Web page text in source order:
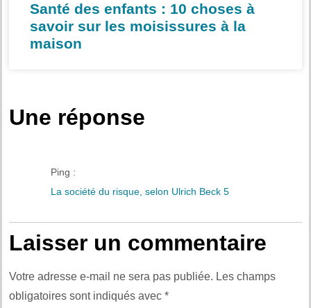
Santé des enfants : 10 choses à
savoir sur les moisissures à la
maison
Une réponse
Ping :
La société du risque, selon Ulrich Beck 5
Laisser un commentaire
Votre adresse e-mail ne sera pas publiée. Les champs
obligatoires sont indiqués avec *